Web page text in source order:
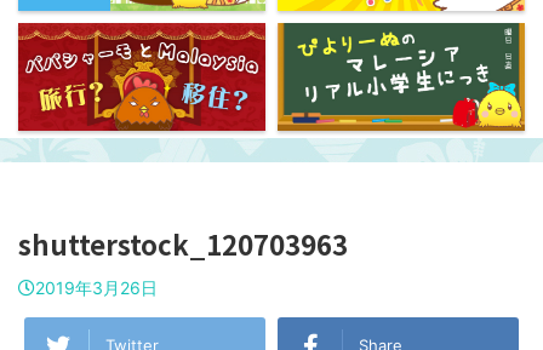
shutterstock_120703963
2019年3月26日
Twitter Share